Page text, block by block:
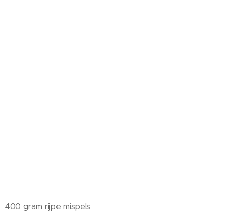
400 gram rijpe mispels